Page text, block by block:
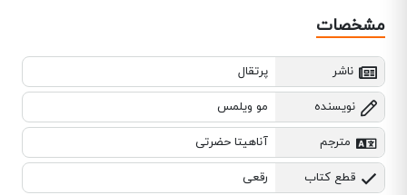
مشخصات
ناشر پرتقال
نویسنده مو ویلمس
مترجم آناهیتا حضرتی
قطع کتاب رقعی